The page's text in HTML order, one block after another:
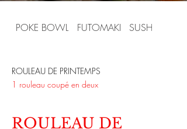
POKE BOWL FUTOMAKI SUSHIS PIZZA
ROULEAU DE PRINTEMPS
1 rouleau coupé en deux
ROULEAU DE